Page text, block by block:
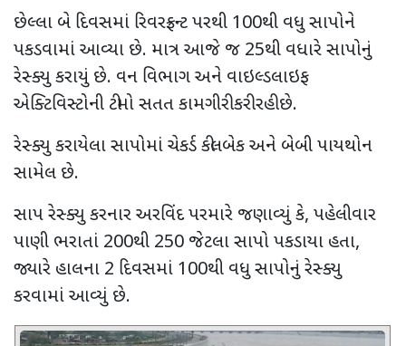
છેલ્લા બે દિવસમાં રિવરફ્રન્ટ પરથી 100થી વધુ સાપોને
પકડવામાં આવ્યા છે. માત્ર આજે જ 25થી વધારે સાપોનું
રેસ્ક્યુ કરાયું છે. વન વિભાગ અને વાઇલ્ડલાઇફ
એક્ટિવિસ્ટોની ટીમો સતત કામગીરી કરી રહી છે.
રેસ્ક્યુ કરાયેલા સાપોમાં ચેકર્ડ કીલબેક અને બેબી પાયથોન
સામેલ છે.
સાપ રેસ્ક્યુ કરનાર અરવિંદ પરમારે જણાવ્યું કે, પહેલીવાર
પાણી ભરાતાં 200થી 250 જેટલા સાપો પકડાયા હતા,
જ્યારે હાલના 2 દિવસમાં 100થી વધુ સાપોનું રેસ્ક્યુ
કરવામાં આવ્યું છે.